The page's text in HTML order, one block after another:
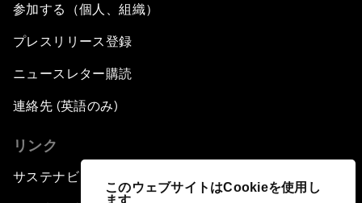
このウェブサイトはCookieを使用し
ます
参加する（個人、組織）
プレスリリース登録
ニュースレター購読
連絡先 (英語のみ)
リンク
サステナビリティへの取り組み